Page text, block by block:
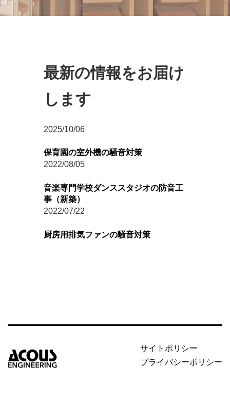
最新の情報をお届け
します
2025/10/06
保育園の室外機の騒音対策
2022/08/05
音楽専門学校ダンススタジオの防音工
事（新築）
2022/07/22
厨房用排気ファンの騒音対策
サイトポリシー
プライバシーポリシー